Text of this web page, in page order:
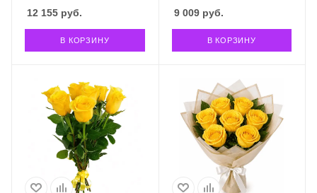
12 155 руб.
В КОРЗИНУ
9 009руб.
В КОРЗИНУ